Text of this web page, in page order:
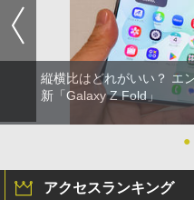
縦横比はどれがいい？ エ
新「Galaxy Z Fold」
●
アクセスランキング